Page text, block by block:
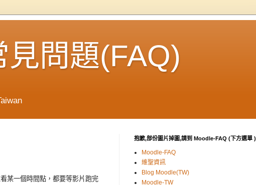
問題(FAQ)
某一個時間點，都要等影片跑完
抱歉,部份圖片掉圖,請到 Moodle-FAQ (下方選單 )
Moodle-FAQ
維聖資訊
Blog Moodle(TW)
Moodle-TW